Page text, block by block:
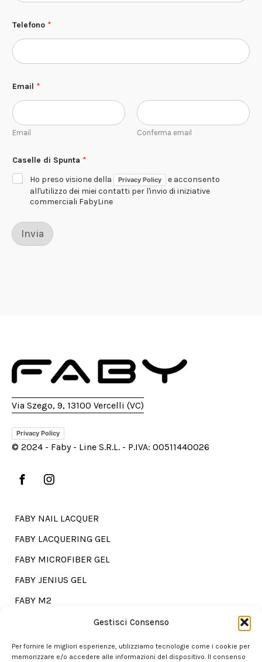
Gestisci Consenso
Per fornire le migliori esperienze, utilizziamo tecnologie come i cookie per
memorizzare e/o accedere alle informazioni del dispositivo. Il consenso
p
n
t
Telefono *
Email *
Email Conferma email
Caselle di Spunta *
Ho preso visione della
Privacy Policy
e acconsento
all'utilizzo dei miei contatti per l'invio di iniziative
commerciali FabyLine
Invia
Via Szego, 9, 13100 Vercelli (VC)
Privacy Policy
© 2024 - Faby - Line S.R.L. - P.IVA: 00511440026
FABY NAIL LACQUER
FABY LACQUERING GEL
FABY MICROFIBER GEL
FABY JENIUS GEL
FABY M2